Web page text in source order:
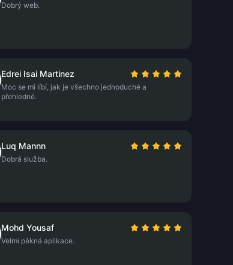
Dobrý web.
Edrei Isai Martinez
Moc se mi líbí, jak je všechno jednoduché a
přehledné.
Luq Mannn
Dobrá služba.
Mohd Yousaf
Velmi pěkná aplikace.